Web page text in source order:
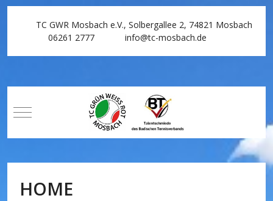
TC GWR Mosbach e.V., Solbergallee 2, 74821 Mosbach
06261 2777
info@tc-mosbach.de
Mobile Menu Toggle
HOME